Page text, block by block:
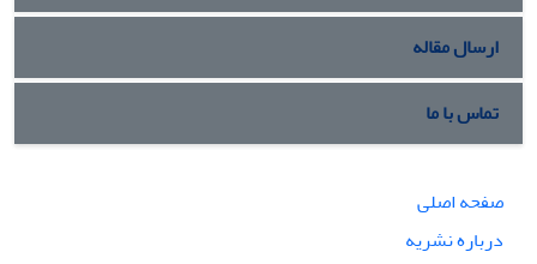
ارسال مقاله
تماس با ما
صفحه اصلی
درباره نشریه